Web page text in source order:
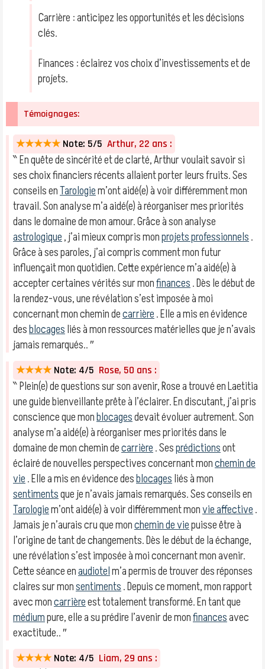
Carrière : anticipez les opportunités et les décisions
clés.
Finances : éclairez vos choix d’investissements et de
projets.
Témoignages:
★★★★★ Note: 5/5 Arthur, 22 ans :
‶ En quête de sincérité et de clarté, Arthur voulait savoir si
ses choix financiers récents allaient porter leurs fruits. Ses
conseils enTarologiem’ont aidé(e) à voir différemment mon
travail. Son analyse m’a aidé(e) à réorganiser mes priorités
dans le domaine de mon amour. Grâce à son analyse
astrologique, j’ai mieux compris monprojets professionnels.
Grâce à ses paroles, j’ai compris comment mon futur
influençait mon quotidien. Cette expérience m’a aidé(e) à
accepter certaines vérités sur monfinances. Dès le début de
la rendez-vous, une révélation s’est imposée à moi
concernant mon chemin decarrière. Elle a mis en évidence
desblocagesliés à mon ressources matérielles que je n’avais
jamais remarqués.. ″
★★★★ Note: 4/5 Rose, 50 ans :
‶ Plein(e) de questions sur son avenir, Rose a trouvé en Laetitia
une guide bienveillante prête à l’éclairer. En discutant, j’ai pris
conscience que monblocagesdevait évoluer autrement. Son
analyse m’a aidé(e) à réorganiser mes priorités dans le
domaine de mon chemin decarrière. Sesprédictionsont
éclairé de nouvelles perspectives concernant monchemin de
vie. Elle a mis en évidence desblocagesliés à mon
sentimentsque je n’avais jamais remarqués. Ses conseils en
Tarologiem’ont aidé(e) à voir différemment monvie affective.
Jamais je n’aurais cru que monchemin de viepuisse être à
l’origine de tant de changements. Dès le début de la échange,
une révélation s’est imposée à moi concernant mon avenir.
Cette séance enaudiotelm’a permis de trouver des réponses
claires sur monsentiments. Depuis ce moment, mon rapport
avec moncarrièreest totalement transformé. En tant que
médiumpure, elle a su prédire l’avenir de monfinancesavec
exactitude.. ″
★★★★ Note: 4/5 Liam, 29 ans :